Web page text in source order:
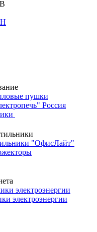
пушки
Россия
"ОфисЛайт"
электроэнергии
электроэнергии